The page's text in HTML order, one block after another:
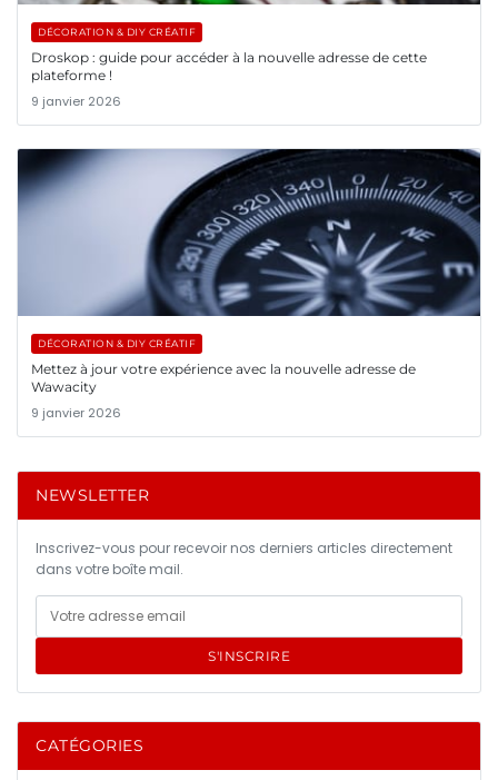
DÉCORATION & DIY CRÉATIF
Droskop : guide pour accéder à la nouvelle adresse de cette
plateforme !
9 janvier 2026
DÉCORATION & DIY CRÉATIF
Mettez à jour votre expérience avec la nouvelle adresse de
Wawacity
9 janvier 2026
NEWSLETTER
Inscrivez-vous pour recevoir nos derniers articles directement
dans votre boîte mail.
S'INSCRIRE
CATÉGORIES